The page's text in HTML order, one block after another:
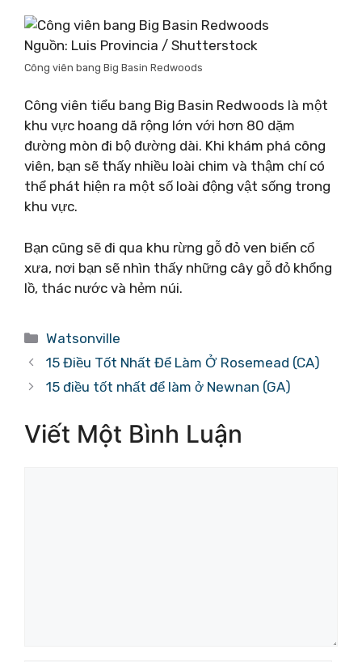
Nguồn: Luis Provincia / Shutterstock
Công viên bang Big Basin Redwoods
Công viên tiểu bang Big Basin Redwoods là một
khu vực hoang dã rộng lớn với hơn 80 dặm
đường mòn đi bộ đường dài. Khi khám phá công
viên, bạn sẽ thấy nhiều loài chim và thậm chí có
thể phát hiện ra một số loài động vật sống trong
khu vực.
Bạn cũng sẽ đi qua khu rừng gỗ đỏ ven biển cổ
xưa, nơi bạn sẽ nhìn thấy những cây gỗ đỏ khổng
lồ, thác nước và hẻm núi.
Danh
mục
Watsonville
15 Điều Tốt Nhất Để Làm Ở Rosemead (CA)
15 điều tốt nhất để làm ở Newnan (GA)
Viết Một Bình Luận